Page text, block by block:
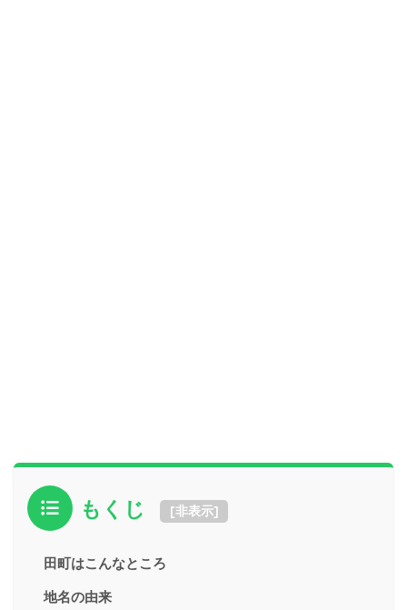
もくじ [非表示]
田町はこんなところ
地名の由来